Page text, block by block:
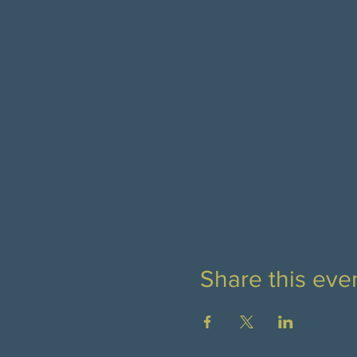
Share this